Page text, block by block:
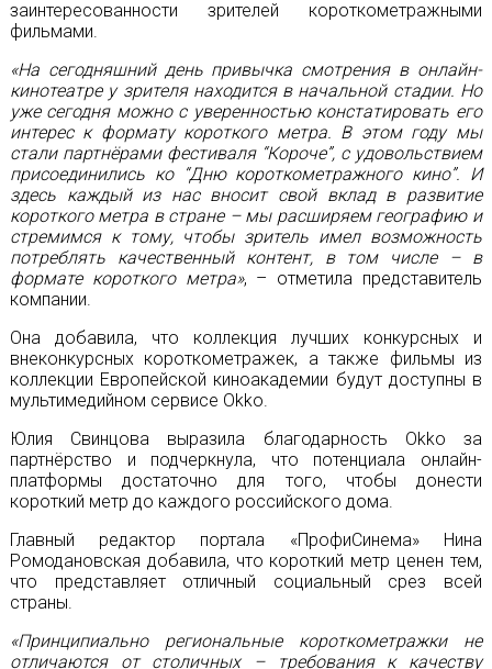
заинтересованности зрителей короткометражными
фильмами.
«На сегодняшний день привычка смотрения в онлайн-
кинотеатре у зрителя находится в начальной стадии. Но
уже сегодня можно с уверенностью констатировать его
интерес к формату короткого метра. В этом году мы
стали партнёрами фестиваля “Короче”, с удовольствием
присоединились ко “Дню короткометражного кино”. И
здесь каждый из нас вносит свой вклад в развитие
короткого метра в стране – мы расширяем географию и
стремимся к тому, чтобы зритель имел возможность
потреблять качественный контент, в том числе – в
формате короткого метра», – отметила представитель
компании.
Она добавила, что коллекция лучших конкурсных и
внеконкурсных короткометражек, а также фильмы из
коллекции Европейской киноакадемии будут доступны в
мультимедийном сервисе Okko.
Юлия Свинцова выразила благодарность Оkko за
партнёрство и подчеркнула, что потенциала онлайн-
платформы достаточно для того, чтобы донести
короткий метр до каждого российского дома.
Главный редактор портала «ПрофиСинема» Нина
Ромодановская добавила, что короткий метр ценен тем,
что представляет отличный социальный срез всей
страны.
«Принципиально региональные короткометражки не
отличаются от столичных – требования к качеству